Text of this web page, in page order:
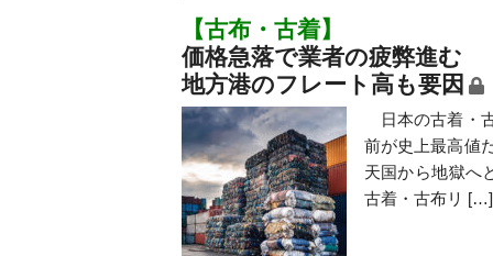
【古布・古着】
価格急落で業者の疲弊進む
地方港のフレート高も要因
日本の古着・
前が史上最高値
天国から地獄へ
古着・古布リ […]